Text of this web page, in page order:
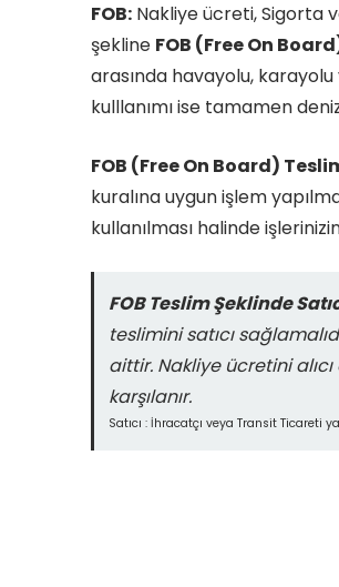
FOB: Nakliye ücreti, Sigorta
şekline FOB (Free On
arasında havayolu,
kulllanımı ise tamamen
FOB (Free On Board)
kuralına uygun işlem
kullanılması halinde
FOB Teslim Şeklinde
teslimini satıcı
aittir. Nakliye ücretini
karşılanır.
Satıcı : İhracatçı veya Transit Ticareti